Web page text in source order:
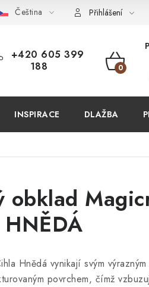
U NÁS? VIRTUÁLNÍ
Čeština Přihlášení
+420 605 399
188
INSPIRACE DLAŽBA
obklad
Hnědá vynikají svým
povrchem, čímž